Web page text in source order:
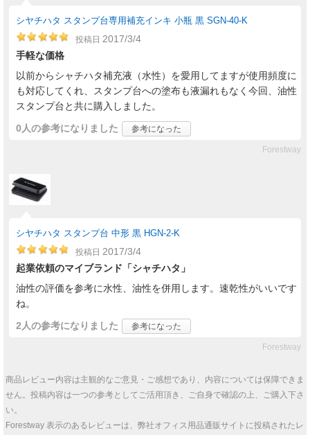
シヤチハタ スタンプ台専用補充インキ 小瓶 黒 SGN-40-K
投稿日 2017/3/4
手軽な価格
以前からシャチハタ補充液（水性）を愛用してますが使用頻度に
も対応してくれ、スタンプ台への塗布も液漏れもなく今回、油性
スタンプ台と共に購入しました。
0人の参考になりました 参考になった
Forestway
シヤチハタ スタンプ台 中形 黒 HGN-2-K
投稿日 2017/3/4
起業依頼のマイブランド「シャチハタ」
油性の評価を参考に水性、油性を併用します。速乾性がいいです
ね。
2人の参考になりました 参考になった
Forestway
商品レビュー内容は主観的なご意見・ご感想であり、内容については保障できま
せん。投稿内容は一つの参考としてご活用頂き、ご自身で確認の上、ご購入下さ
い。
Forestway 表示のあるレビューは、弊社オフィス用品通販サイトに投稿されたレ